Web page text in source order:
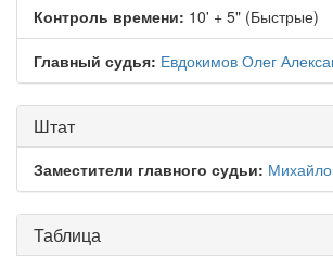
Контроль времени: 10' + 5" (Быстрые)
Главный судья: Евдокимов Олег
Штат
Заместители главного судьи:
Таблица